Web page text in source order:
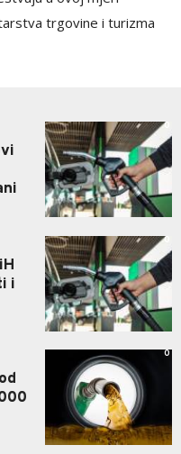
trgovine i turizma
0
i
0
0